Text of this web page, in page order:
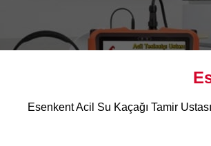
Esenkent Acil Su Kaçağı Tamir